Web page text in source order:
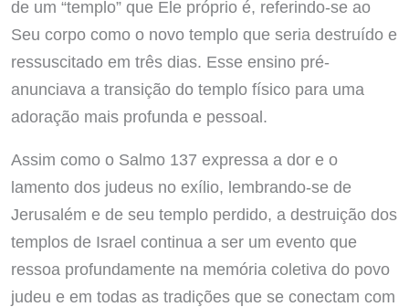
de um “templo” que Ele próprio é, referindo-se ao
Seu corpo como o novo templo que seria destruído e
ressuscitado em três dias. Esse ensino pré-
anunciava a transição do templo físico para uma
adoração mais profunda e pessoal.
Assim como o Salmo 137 expressa a dor e o
lamento dos judeus no exílio, lembrando-se de
Jerusalém e de seu templo perdido, a destruição dos
templos de Israel continua a ser um evento que
ressoa profundamente na memória coletiva do povo
judeu e em todas as tradições que se conectam com